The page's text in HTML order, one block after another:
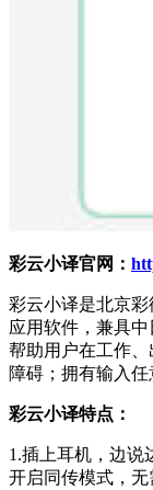
彩云小译官网：
彩云小译是北京
应用软件，兼具中
帮助用户在工作
障碍；拥有输入任
彩云小译特点：
1.插上耳机，边说
开启同传模式，